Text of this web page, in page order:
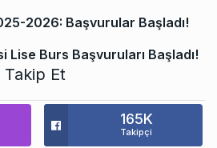
2026: Başvurular Başladı!
Lise Burs Başvuruları Başladı!
Et
165K
Takipçi